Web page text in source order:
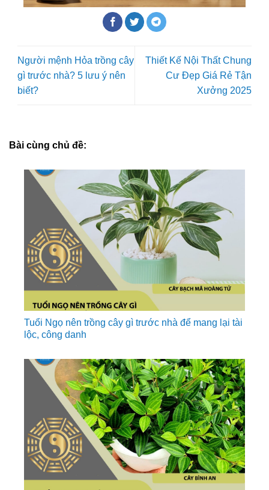
Người mệnh Hỏa trồng cây
gì trước nhà? 5 lưu ý nên
biết?
Thiết Kế Nội Thất Chung
Cư Đẹp Giá Rẻ Tận
Xưởng 2025
Bài cùng chủ đề:
Tuổi Ngọ nên trồng cây gì trước nhà để mang lại tài
lộc, công danh